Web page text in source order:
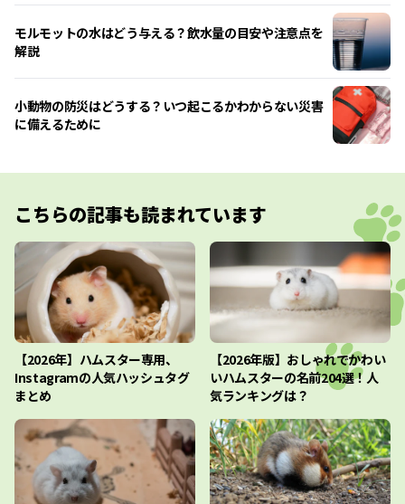
モルモットの水はどう与える？飲水量の目安や注意点を
解説
小動物の防災はどうする？いつ起こるかわからない災害
に備えるために
こちらの記事も読まれています
【2026年】ハムスター専用、
Instagramの人気ハッシュタグ
まとめ
【2026年版】おしゃれでかわい
いハムスターの名前204選！人
気ランキングは？